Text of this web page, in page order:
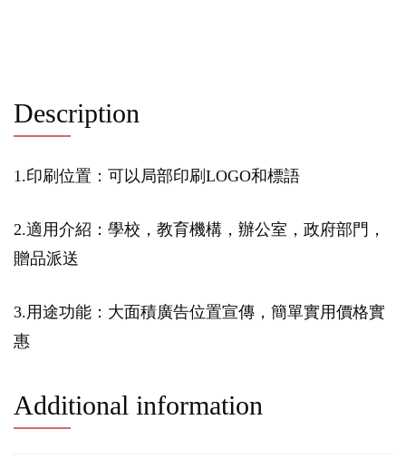
Description
1.印刷位置：可以局部印刷LOGO和標語
2.適用介紹：學校，教育機構，辦公室，政府部門，
贈品派送
3.用途功能：大面積廣告位置宣傳，簡單實用價格實
惠
Additional information